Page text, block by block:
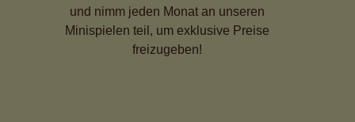
und nimm jeden Monat an unseren
Minispielen teil, um exklusive Preise
freizugeben!